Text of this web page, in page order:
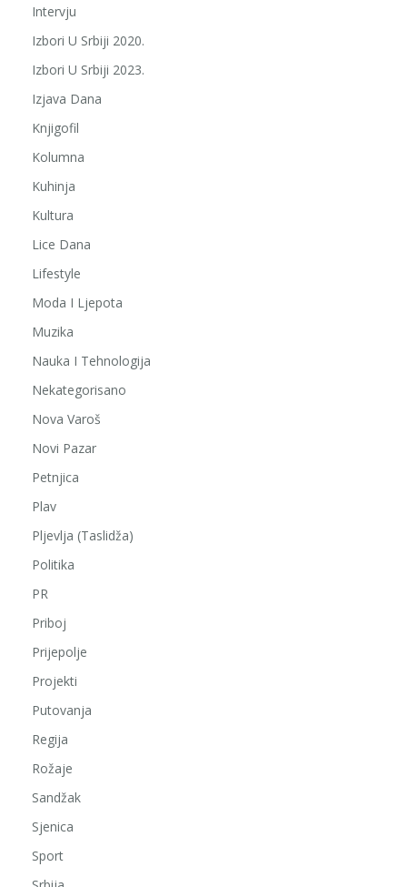
Intervju
Izbori U Srbiji 2020.
Izbori U Srbiji 2023.
Izjava Dana
Knjigofil
Kolumna
Kuhinja
Kultura
Lice Dana
Lifestyle
Moda I Ljepota
Muzika
Nauka I Tehnologija
Nekategorisano
Nova Varoš
Novi Pazar
Petnjica
Plav
Pljevlja (Taslidža)
Politika
PR
Priboj
Prijepolje
Projekti
Putovanja
Regija
Rožaje
Sandžak
Sjenica
Sport